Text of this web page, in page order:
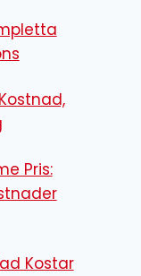
Pris:
Kostar